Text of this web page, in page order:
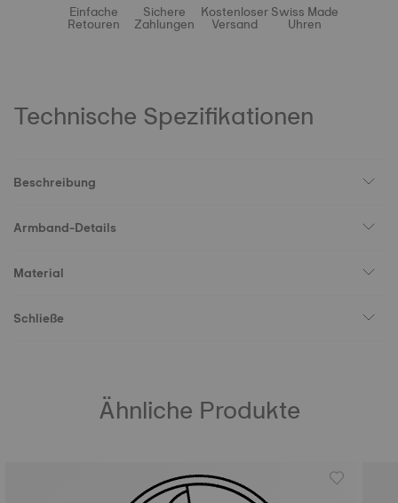
Einfache
Retouren
Sichere
Zahlungen
Kostenloser
Versand
Swiss Made
Uhren
Technische Spezifikationen
Beschreibung
Armband-Details
Material
Schließe
Ähnliche Produkte